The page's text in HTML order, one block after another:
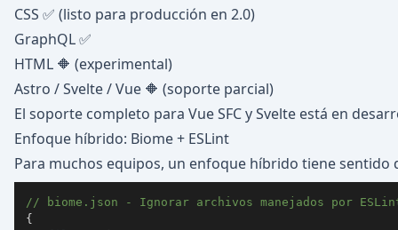
CSS ✅ (listo para producción en 2.0)
GraphQL ✅
HTML 🔶 (experimental)
Astro / Svelte / Vue 🔶 (soporte parcial)
El soporte completo para Vue SFC y Svelte está en
Enfoque híbrido: Biome + ESLint
Para muchos equipos, un enfoque híbrido tiene sentido
// biome.json - Ignorar archivos manejados por
{